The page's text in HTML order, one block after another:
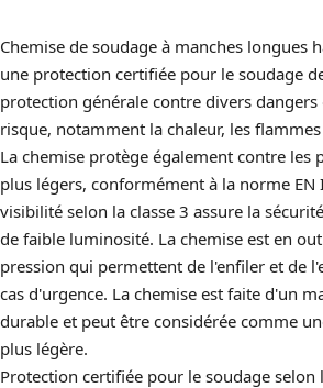
Chemise de soudage à manches longues
une protection certifiée pour le soudage
protection générale contre divers dangers
risque, notamment la chaleur, les
La chemise protège également contre les
plus légers, conformément à la norme EN
visibilité selon la classe 3 assure la
de faible luminosité. La chemise est en
pression qui permettent de l'enfiler et de
cas d'urgence. La chemise est faite d'un
durable et peut être considérée comme
plus légère.
Protection certifiée pour le soudage selon